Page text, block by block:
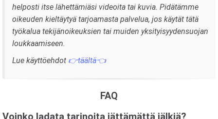
helposti itse lähettämiäsi videoita tai kuvia. Pidätämme
oikeuden kieltäytyä tarjoamasta palvelua, jos käytät tätä
työkalua tekijänoikeuksien tai muiden yksityisyydensuojan
loukkaamiseen.
Lue käyttöehdot 👉täältä👈
FAQ
Voinko ladata tarinoita jättämättä jälkiä?